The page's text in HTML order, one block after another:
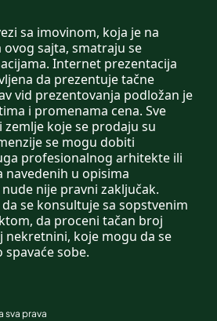
sa imovinom, koja je na
sajta, smatraju se
Internet prezentacija
da prezentuje tačne
vid prezentovanja podložan je
i promenama cena. Sve
koje se prodaju su
se mogu dobiti
profesionalnog arhitekte ili
navedenih u opisima
nije pravni zaključak.
se konsultuje sa sopstvenim
da proceni tačan broj
nekretnini, koje mogu da se
sobe.
sva prava